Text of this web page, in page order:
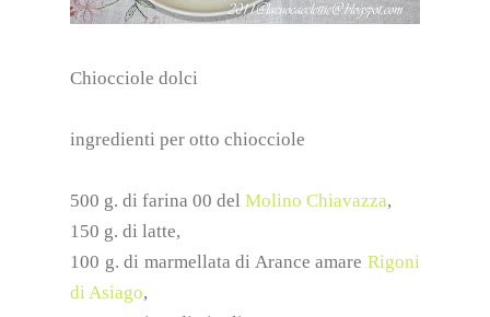
Chiocciole dolci
ingredienti per otto chiocciole
500 g. di farina 00 del Molino Chiavazza,
150 g. di latte,
100 g. di marmellata di Arance amare Rigoni
di Asiago,